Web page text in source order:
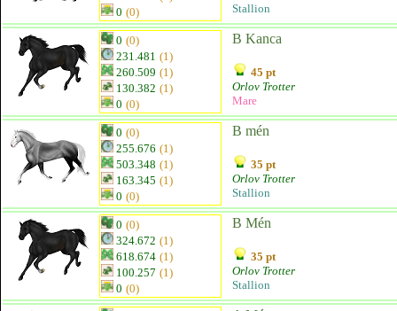
0 (0)
Stallion
0 (0)
231.481 (1)
260.509 (1)
130.382 (1)
0 (0)
B Kanca
45 pt
Orlov Trotter
Mare
0 (0)
255.676 (1)
503.348 (1)
163.345 (1)
0 (0)
B mén
35 pt
Orlov Trotter
Stallion
0 (0)
324.672 (1)
618.674 (1)
100.257 (1)
0 (0)
B Mén
35 pt
Orlov Trotter
Stallion